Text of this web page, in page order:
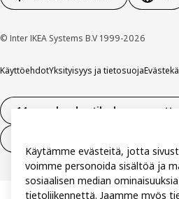
© Inter IKEA Systems B.V 1999-2026
KäyttöehdotYksityisyys ja tietosuoja
14 vuorokauden tilauksen
Käytämme evästeitä, jotta
voimme personoida sisältöä ja
sosiaalisen median
tietoliikennettä. Jaamme myös